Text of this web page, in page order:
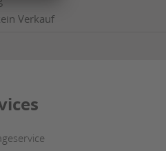
Verkauf